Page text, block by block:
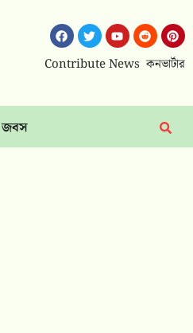
Contribute News কনভার্টার
জবস